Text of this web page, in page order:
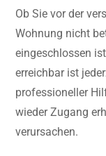
Ob Sie vor der
Wohnung nicht
eingeschlossen
erreichbar ist
professioneller
wieder Zugang
verursachen.